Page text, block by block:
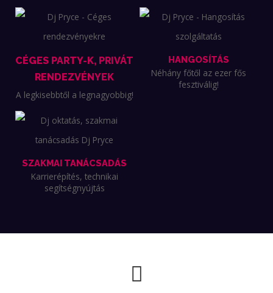
CÉGES PARTY-K, PRIVÁT
RENDEZVÉNYEK
A legkisebbtől a legnagyobbig!
HANGOSÍTÁS
Néhány főtől az ezer fős
fesztiválig!
SZAKMAI TANÁCSADÁS
Karrierépítés, technikai
segítségnyújtás